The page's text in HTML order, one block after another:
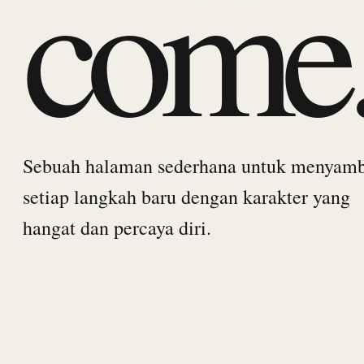
Sebuah halaman sederhana untuk
setiap langkah baru dengan karakter yang
hangat dan percaya diri.